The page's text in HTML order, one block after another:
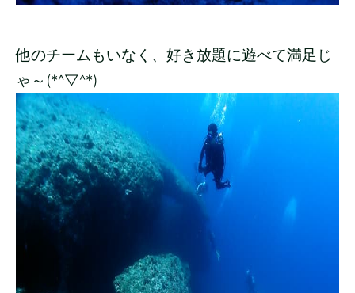
他のチームもいなく、好き放題に遊べて満足じ
ゃ～(*^▽^*)